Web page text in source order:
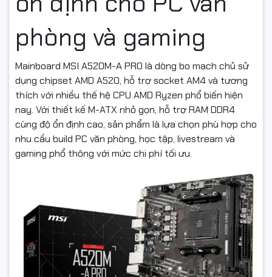
phòng và gaming
Mainboard MSI A520M-A PRO là dòng bo mạch chủ sử
dụng chipset AMD A520, hỗ trợ socket AM4 và tương
thích với nhiều thế hệ CPU AMD Ryzen phổ biến hiện
nay. Với thiết kế M-ATX nhỏ gọn, hỗ trợ RAM DDR4
cùng độ ổn định cao, sản phẩm là lựa chọn phù hợp cho
nhu cầu build PC văn phòng, học tập, livestream và
gaming phổ thông với mức chi phí tối ưu.